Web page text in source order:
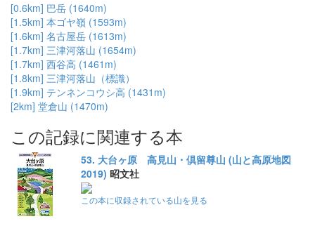
[0.6km] 巴岳 (1640m)
[1.5km] 本ゴヤ嶺 (1593m)
[1.6km] 名古屋岳 (1613m)
[1.7km] 三津河落山 (1654m)
[1.7km] 西谷高 (1461m)
[1.8km] 三津河落山（標識）
[1.9km] テンネンコウシ高 (1431m)
[2km] 堂倉山 (1470m)
この記録に関連する本
53. 大台ヶ原 高見山・倶留尊山 (山と高原地図
2019) 昭文社
この本に収録されている山を見る